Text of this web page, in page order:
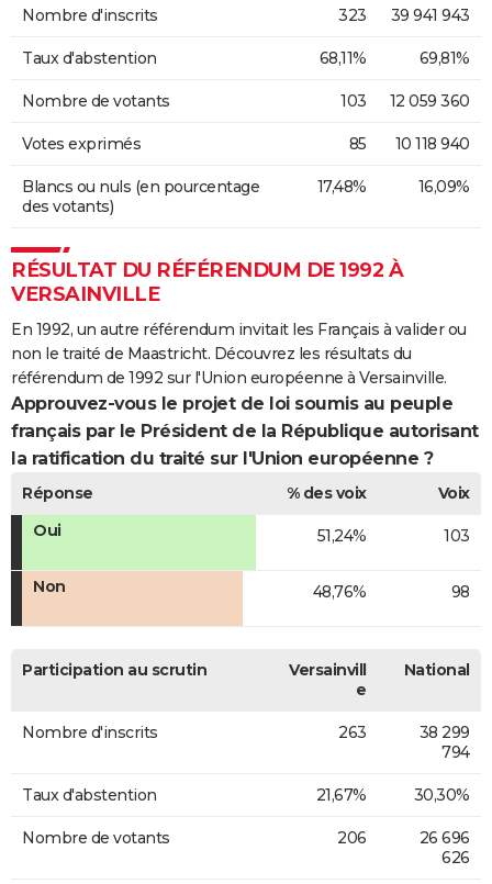
Nombre d'inscrits 323 39 941 943
Taux d'abstention 68,11% 69,81%
Nombre de votants 103 12 059 360
Votes exprimés 85 10 118 940
Blancs ou nuls (en pourcentage
des votants)
17,48% 16,09%
RÉSULTAT DU RÉFÉRENDUM DE 1992 À
VERSAINVILLE
En 1992, un autre référendum invitait les Français à valider ou
non le traité de Maastricht. Découvrez les résultats du
référendum de 1992 sur l'Union européenne à Versainville.
Approuvez-vous le projet de loi soumis au peuple
français par le Président de la République autorisant
la ratification du traité sur l'Union européenne ?
Réponse % des voix
Voix
Oui
51,24% 103
Non 48,76% 98
Participation au scrutin
Versainvill
e
National
Nombre d'inscrits 263
38 299
794
Taux d'abstention 21,67% 30,30%
Nombre de votants 206
26 696
626